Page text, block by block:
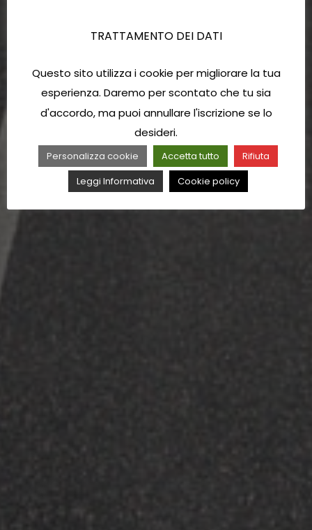
TRATTAMENTO DEI DATI
Questo sito utilizza i cookie per migliorare la tua
esperienza. Daremo per scontato che tu sia
d'accordo, ma puoi annullare l'iscrizione se lo
desideri.
Personalizza cookie Accetta tutto
Rifiuta
Leggi Informativa
Cookie policy